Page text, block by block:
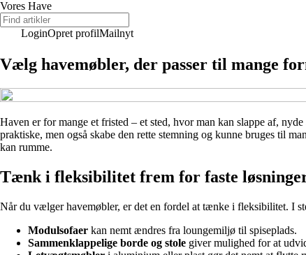
Vores Have
LoginOpret profilMailnyt
Vælg havemøbler, der passer til mange
Haven er for mange et fristed – et sted, hvor man kan slappe af,
praktiske, men også skabe den rette stemning og kunne bruges til
kan rumme.
Tænk i fleksibilitet frem for faste
Når du vælger havemøbler, er det en fordel at tænke i fleksibilitet. I
Modulsofaer kan nemt ændres fra loungemiljø til spiseplads.
Sammenklappelige borde og stole giver mulighed for at